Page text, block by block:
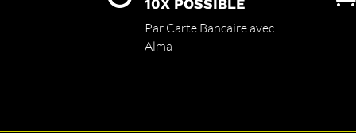
10X POSSIBLE
Par Carte Bancaire avec
Alma